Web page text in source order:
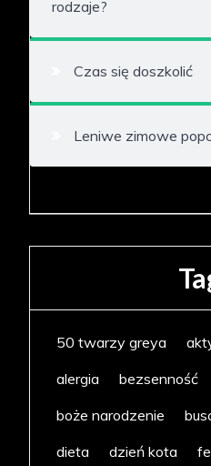
rodzaje?
Czas się doszkolić
Leniwe zimowe
50 twarzy greya
alergia
bezsenność
boże narodzenie
dieta
dzień kota